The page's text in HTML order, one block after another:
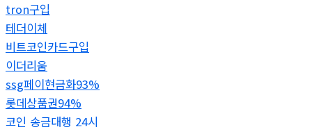
tron구입
테더이체
비트코인카드구입
이더리움
ssg페이현금화93%
롯데상품권94%
코인 송금대행 24시